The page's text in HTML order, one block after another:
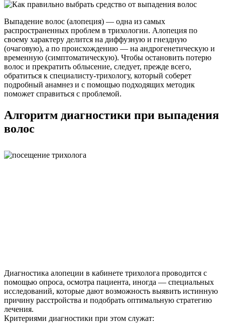
Выпадение волос (алопеция) — одна из самых
распространенных проблем в трихологии. Алопеция по
своему характеру делится на диффузную и гнездную
(очаговую), а по происхождению — на андрогенетическую и
временную (симптоматическую). Чтобы остановить потерю
волос и прекратить облысение, следует, прежде всего,
обратиться к специалисту-трихологу, который соберет
подробный анамнез и с помощью подходящих методик
поможет справиться с проблемой.
Алгоритм диагностики при выпадения
волос
Диагностика алопеции в кабинете трихолога проводится с
помощью опроса, осмотра пациента, иногда — специальных
исследований, которые дают возможность выявить истинную
причину расстройства и подобрать оптимальную стратегию
лечения.
Критериями диагностики при этом служат: